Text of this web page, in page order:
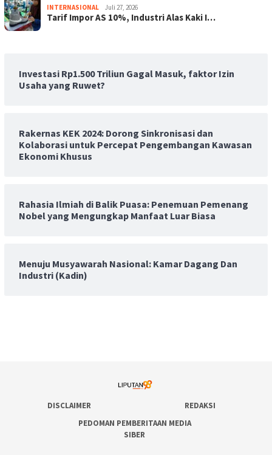
INTERNASIONAL Juli 27, 2026
Tarif Impor AS 10%, Industri Alas Kaki I…
Investasi Rp1.500 Triliun Gagal Masuk, faktor Izin
Usaha yang Ruwet?
Rakernas KEK 2024: Dorong Sinkronisasi dan
Kolaborasi untuk Percepat Pengembangan Kawasan
Ekonomi Khusus
Rahasia Ilmiah di Balik Puasa: Penemuan Pemenang
Nobel yang Mengungkap Manfaat Luar Biasa
Menuju Musyawarah Nasional: Kamar Dagang Dan
Industri (Kadin)
DISCLAIMER
REDAKSI
PEDOMAN PEMBERITAAN MEDIA
SIBER